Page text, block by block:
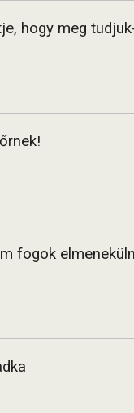
hogy meg
fogok